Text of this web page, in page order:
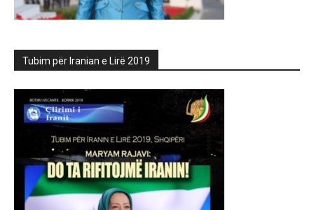
Tubim për Iranian e Lirë 2019